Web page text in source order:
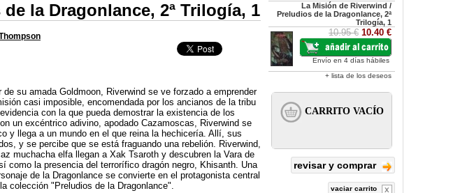
la Dragonlance, 2ª Trilogía, 1
su amada Goldmoon, Riverwind se ve forzado a emprender
casi imposible, encomendada por los ancianos de la tribu
con la que pueda demostrar la existencia de los
un excéntrico adivino, apodado Cazamoscas, Riverwind se
y llega a un mundo en el que reina la hechicería. Allí, sus
y se percibe que se está fraguando una rebelión. Riverwind,
muchacha elfa llegan a Xak Tsaroth y descubren la Vara de
como la presencia del terrorífico dragón negro, Khisanth. Una
de la Dragonlance se convierte en el protagonista central
colección "Preludios de la Dragonlance".
La Misión de Riverwind /
Preludios de la Dragonlance, 2ª
Trilogía, 1
10.95 € 10.40 €
Envío en 4 días hábiles
+ lista de los deseos
revisar y comprar
vaciar carrito